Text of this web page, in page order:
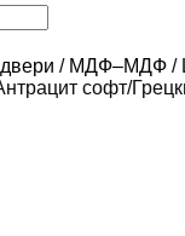
/ МДФ–МДФ /
софт/